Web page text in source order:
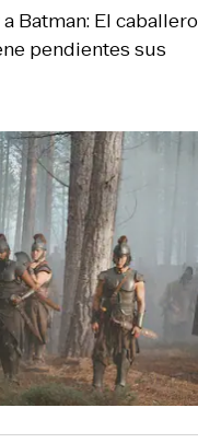
Batman: El caballero
pendientes sus